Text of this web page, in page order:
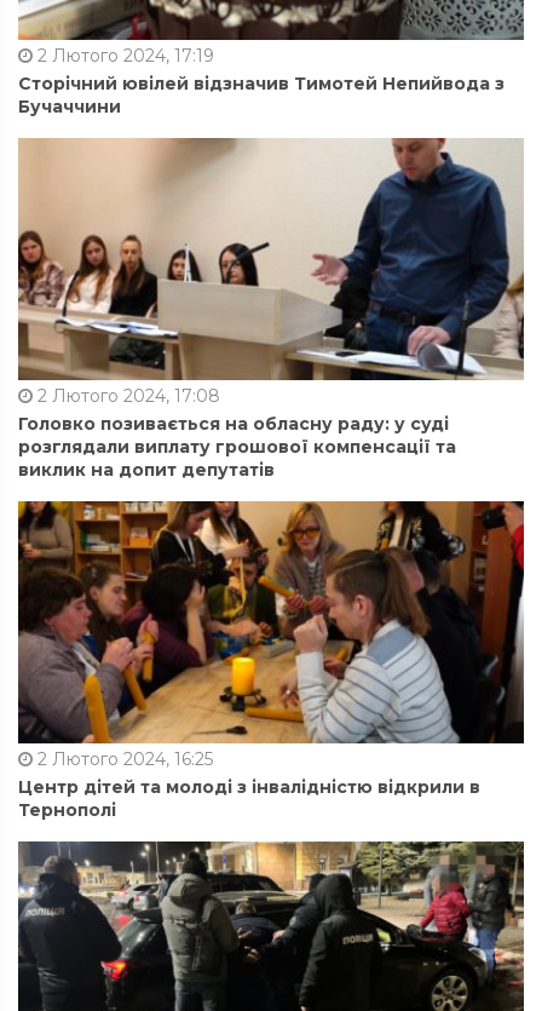
2 Лютого 2024, 17:19
Сторічний ювілей відзначив Тимотей Непийвода з
Бучаччини
2 Лютого 2024, 17:08
Головко позивається на обласну раду: у суді
розглядали виплату грошової компенсації та
виклик на допит депутатів
2 Лютого 2024, 16:25
Центр дітей та молоді з інвалідністю відкрили в
Тернополі